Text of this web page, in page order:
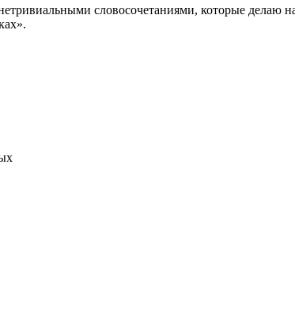
словосочетаниями, которые делаю